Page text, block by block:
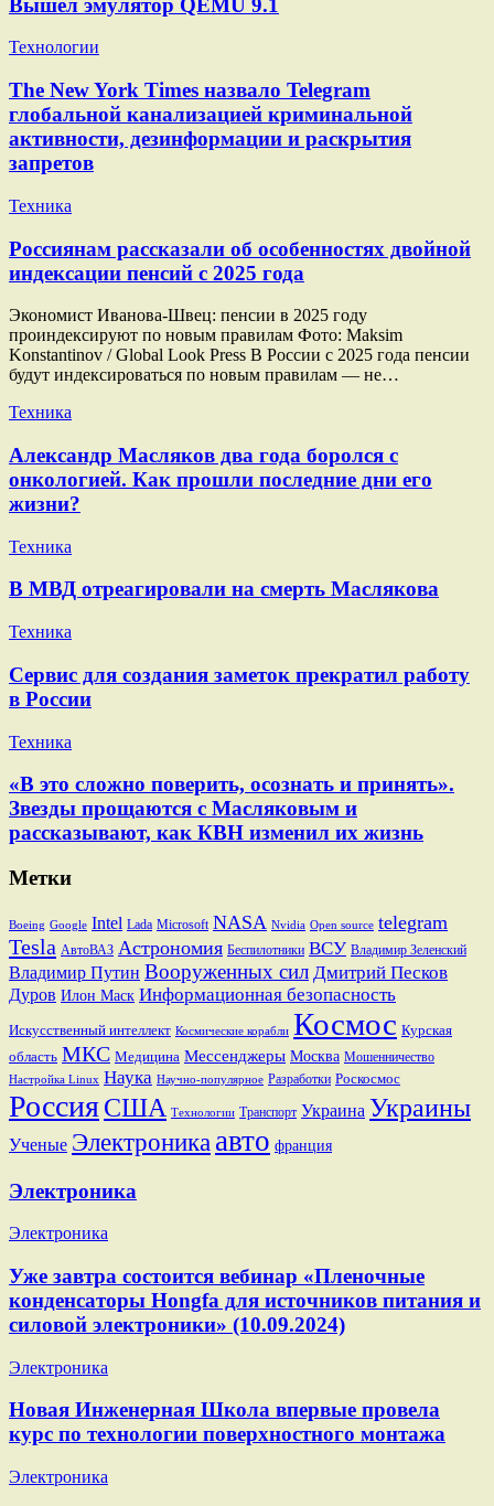
Вышел эмулятор QEMU 9.1
Технологии
The New York Times назвало Telegram
глобальной канализацией криминальной
активности, дезинформации и раскрытия
запретов
Техника
Россиянам рассказали об особенностях двойной
индексации пенсий с 2025 года
Экономист Иванова-Швец: пенсии в 2025 году
проиндексируют по новым правилам Фото: Maksim
Konstantinov / Global Look Press В России с 2025 года пенсии
будут индексироваться по новым правилам — не…
Техника
Александр Масляков два года боролся с
онкологией. Как прошли последние дни его
жизни?
Техника
В МВД отреагировали на смерть Маслякова
Техника
Сервис для создания заметок прекратил работу
в России
Техника
«В это сложно поверить, осознать и принять».
Звезды прощаются с Масляковым и
рассказывают, как КВН изменил их жизнь
Метки
Boeing Google Intel Lada Microsoft NASA Nvidia Open source telegram
Tesla АвтоВАЗ Астрономия Беспилотники ВСУ Владимир Зеленский
Владимир Путин Вооруженных сил Дмитрий Песков
Дуров Илон Маск Информационная безопасность
Искусственный интеллект Космические корабли Космос Курская
область МКС Медицина Мессенджеры Москва Мошенничество
Настройка Linux Наука Научно-популярное Разработки Роскосмос
РоссияСША Технологии Транспорт Украина Украины
Ученые Электроника авто франция
Электроника
Электроника
Уже завтра состоится вебинар «Пленочные
конденсаторы Hongfa для источников питания и
силовой электроники» (10.09.2024)
Электроника
Новая Инженерная Школа впервые провела
курс по технологии поверхностного монтажа
Электроника